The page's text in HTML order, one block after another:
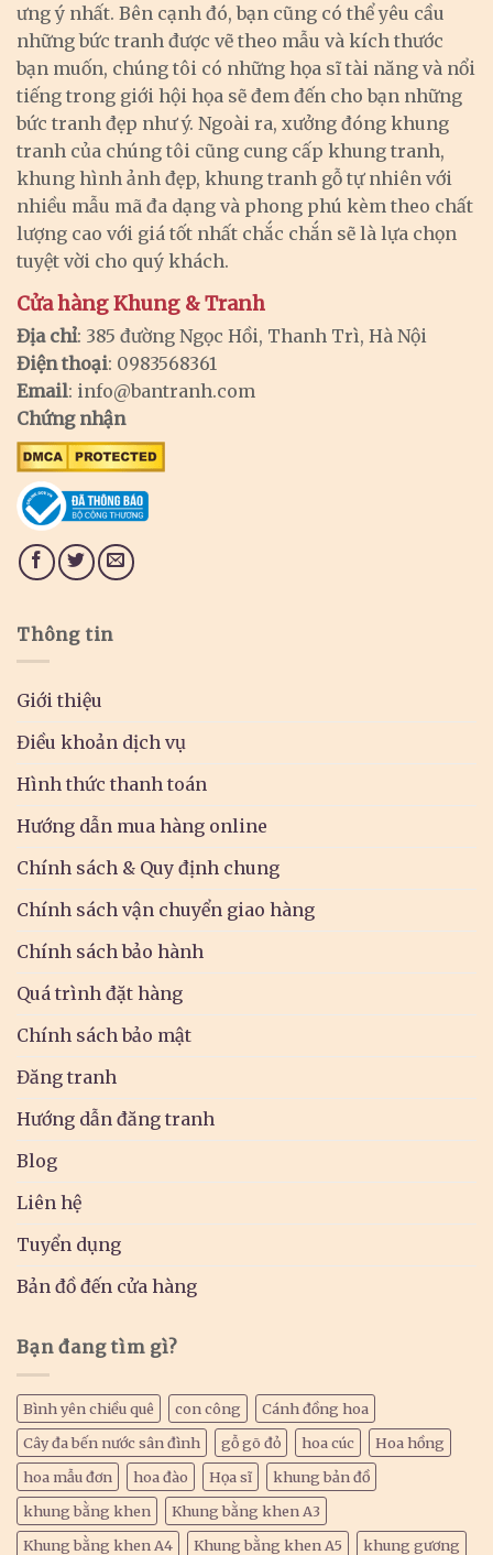
ưng ý nhất. Bên cạnh đó, bạn cũng có thể yêu cầu
những bức tranh được vẽ theo mẫu và kích thước
bạn muốn, chúng tôi có những họa sĩ tài năng và nổi
tiếng trong giới hội họa sẽ đem đến cho bạn những
bức tranh đẹp như ý. Ngoài ra, xưởng đóng khung
tranh của chúng tôi cũng cung cấp khung tranh,
khung hình ảnh đẹp, khung tranh gỗ tự nhiên với
nhiều mẫu mã đa dạng và phong phú kèm theo chất
lượng cao với giá tốt nhất chắc chắn sẽ là lựa chọn
tuyệt vời cho quý khách.
Cửa hàng Khung & Tranh
Địa chỉ: 385 đường Ngọc Hồi, Thanh Trì, Hà Nội
Điện thoại: 0983568361
Email: info@bantranh.com
Chứng nhận
Thông tin
Giới thiệu
Điều khoản dịch vụ
Hình thức thanh toán
Hướng dẫn mua hàng online
Chính sách & Quy định chung
Chính sách vận chuyển giao hàng
Chính sách bảo hành
Quá trình đặt hàng
Chính sách bảo mật
Đăng tranh
Hướng dẫn đăng tranh
Blog
Liên hệ
Tuyển dụng
Bản đồ đến cửa hàng
Bạn đang tìm gì?
Bình yên chiều quê con công
Cánh đồng hoa
Cây đa bến nước sân đình
gỗ gõ đỏ hoa cúc
Hoa hồng
hoa mẫu đơn
hoa đào Họa sĩ
khung bản đồ
khung bằng khen
Khung bằng khen A3
Khung bằng khen A4
Khung bằng khen A5
khung gương